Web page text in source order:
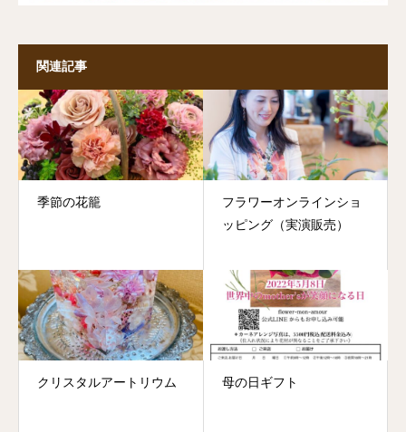
関連記事
季節の花籠
フラワーオンラインショ
ッピング（実演販売）
クリスタルアートリウム 母の日ギフト